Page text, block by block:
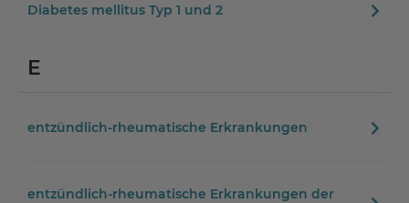
Diabetes mellitus Typ 1 und 2
E
entzündlich-rheumatische Erkrankungen
entzündlich-rheumatische Erkrankungen der